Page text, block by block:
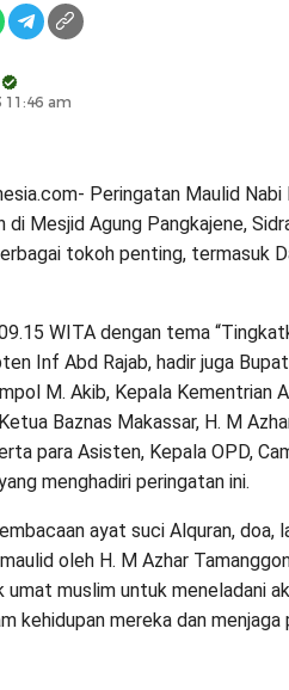
11:46 am
Peringatan Maulid Nabi
di Mesjid Agung Pangkajene,
tokoh penting, termasuk
WITA dengan tema
Inf Abd Rajab, hadir juga
M. Akib, Kepala Kementrian
Baznas Makassar, H. M
para Asisten, Kepala OPD,
menghadiri peringatan ini.
ayat suci Alquran, doa,
oleh H. M Azhar
umat muslim untuk meneladani
kehidupan mereka dan